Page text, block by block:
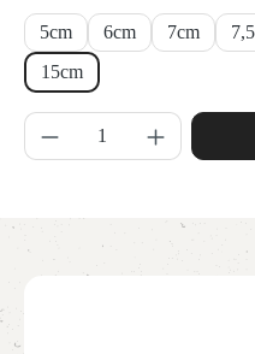
5cm 6cm 7cm
15cm
Produkt Anzahl: Gib